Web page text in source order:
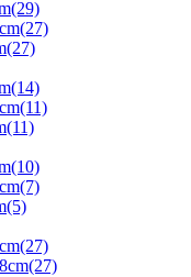
(29)
(27)
(27)
(14)
(11)
(11)
(10)
(7)
(5)
(27)
(27)